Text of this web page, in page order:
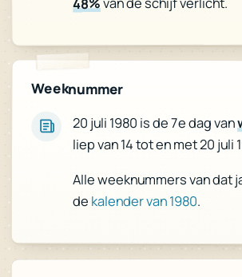
Weeknummer
20 juli 1980 is de 7e dag van
liep van 14 tot en met 20 juli
Alle weeknummers van dat
de kalender van 1980.